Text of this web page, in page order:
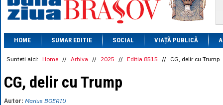
1 AED= 1.1933
1 AUD= 2.7957
1 BGN= 2.5449
1 CAD= 3.1559
1 CHF= 5.2813
1 CNY= 0.6015
HOME SUMAR EDITIE SOCIAL VIAȚĂ PUBLICĂ
Sunteti aici: Home // Arhiva // 2025 // Editia 8515 // CG, delir cu Trump
CG, delir cu Trump
Autor: Marius BOERIU